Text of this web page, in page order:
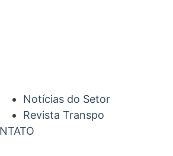
Notícias do Setor
Revista Transpo